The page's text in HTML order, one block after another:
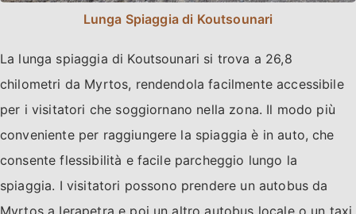
Lunga Spiaggia di Koutsounari
La lunga spiaggia di Koutsounari si trova a 26,8
chilometri da Myrtos, rendendola facilmente accessibile
per i visitatori che soggiornano nella zona. Il modo più
conveniente per raggiungere la spiaggia è in auto, che
consente flessibilità e facile parcheggio lungo la
spiaggia. I visitatori possono prendere un autobus da
Myrtos a Ierapetra e poi un altro autobus locale o un taxi